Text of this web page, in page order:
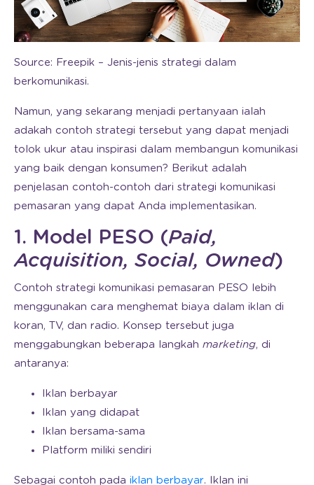
Source: Freepik – Jenis-jenis strategi dalam
berkomunikasi.
Namun, yang sekarang menjadi pertanyaan ialah
adakah contoh strategi tersebut yang dapat menjadi
tolok ukur atau inspirasi dalam membangun komunikasi
yang baik dengan konsumen? Berikut adalah
penjelasan contoh-contoh dari strategi komunikasi
pemasaran yang dapat Anda implementasikan.
1. Model PESO (Paid,
Acquisition, Social, Owned)
Contoh strategi komunikasi pemasaran PESO lebih
menggunakan cara menghemat biaya dalam iklan di
koran, TV, dan radio. Konsep tersebut juga
menggabungkan beberapa langkah marketing, di
antaranya:
Iklan berbayar
Iklan yang didapat
Iklan bersama-sama
Platform miliki sendiri
Sebagai contoh pada iklan berbayar. Iklan ini